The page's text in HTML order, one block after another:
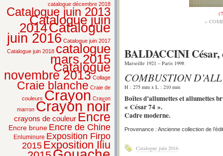
catalogue décembre 2018
Catalogue juin 2013
Catalogue juin
2014Catalogue
juin 2016 Catalogue juin 2017
Catalogue juin 2018 catalogue
mars 2015
Catalogue
novembre 2013 Collage
Craie blanche Craie de
couleurs Crayon Crayon
marron Crayon noir
crayons de couleur Encre
Encre brune Encre de Chine
Enluminure Exposition Firpo
2015 Exposition Iliu
«
BALDACCINI
Marseille 1921 – Paris 1998
COMBUSTION
H : 275 mm x L : 210 mm
Boîtes d’allumettes et allumettes
« César 74 ».
Cadre moderne.
Provenance : Ancienne collection de
Catalogue juin 2016